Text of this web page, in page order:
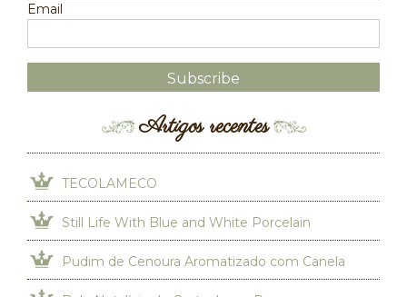
Email
Artigos recentes
TECOLAMECO
Still Life With Blue and White Porcelain
Pudim de Cenoura Aromatizado com Canela